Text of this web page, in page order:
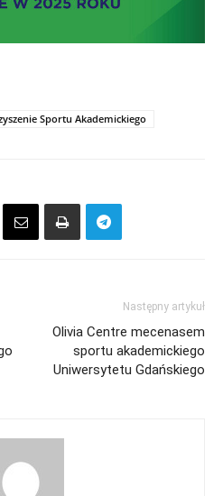
Sportu Akademickiego
Następny artykuł
Olivia Centre mecenasem
sportu akademickiego
Uniwersytetu Gdańskiego